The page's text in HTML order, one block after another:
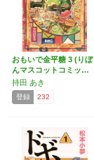
おもいで金平糖 3 (りぼ
んマスコットコミッ…
持田 あき
登録 232